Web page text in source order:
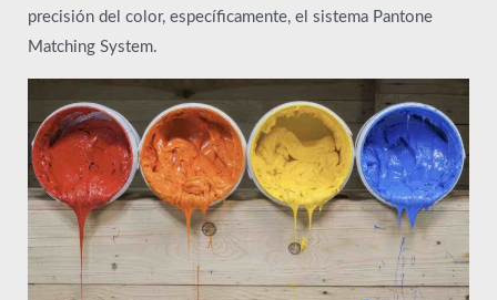
precisión del color, específicamente, el sistema Pantone
Matching System.